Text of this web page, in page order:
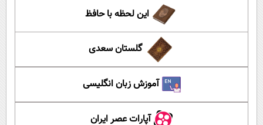
این لحظه با حافظ
گلستان سعدی
آموزش زبان انگلیسی
آپارات عصر ایران